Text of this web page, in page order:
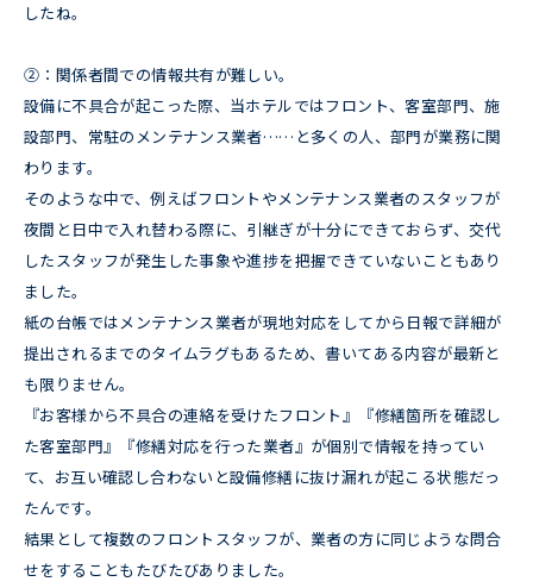
したね。
②：関係者間での情報共有が難しい。
設備に不具合が起こった際、当ホテルではフロント、客室部門、施
設部門、常駐のメンテナンス業者……と多くの人、部門が業務に関
わります。
そのような中で、例えばフロントやメンテナンス業者のスタッフが
夜間と日中で入れ替わる際に、引継ぎが十分にできておらず、交代
したスタッフが発生した事象や進捗を把握できていないこともあり
ました。
紙の台帳ではメンテナンス業者が現地対応をしてから日報で詳細が
提出されるまでのタイムラグもあるため、書いてある内容が最新と
も限りません。
『お客様から不具合の連絡を受けたフロント』『修繕箇所を確認し
た客室部門』『修繕対応を行った業者』が個別で情報を持ってい
て、お互い確認し合わないと設備修繕に抜け漏れが起こる状態だっ
たんです。
結果として複数のフロントスタッフが、業者の方に同じような問合
せをすることもたびたびありました。